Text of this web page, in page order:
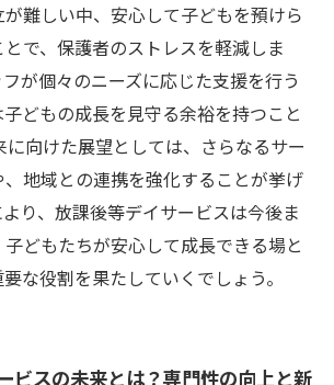
難しい中、安心して子どもを預けら
で、保護者のストレスを軽減しま
が個々のニーズに応じた支援を行う
どもの成長を見守る余裕を持つこと
に向けた展望としては、さらなるサー
地域との連携を強化することが挙げ
り、放課後等デイサービスは今後ま
どもたちが安心して成長できる場と
な役割を果たしていくでしょう。